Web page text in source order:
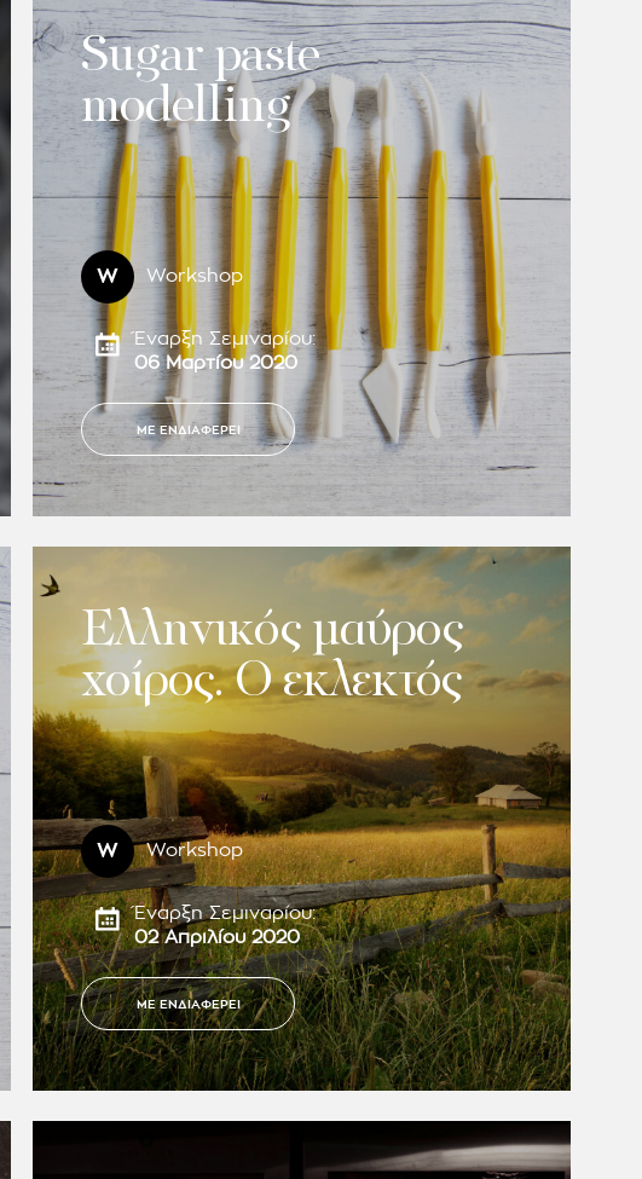
Sugar paste
modelling
W Workshop
Έναρξη Σεμιναρίου:
06 Μαρτίου 2020
ΜΕ ΕΝΔΙΑΦΕΡΕΙ
Ελληνικός μαύρος
χοίρος. Ο εκλεκτός
W Workshop
Έναρξη Σεμιναρίου:
02 Απριλίου 2020
ΜΕ ΕΝΔΙΑΦΕΡΕΙ